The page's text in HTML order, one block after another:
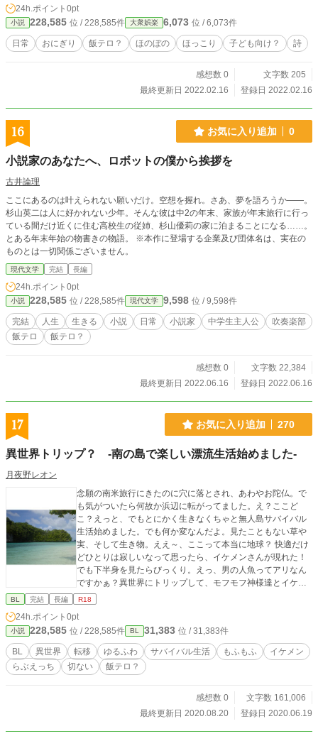
24h.ポイント 0pt
小説 228,585 位 / 228,585件 大衆娯楽 6,073 位 / 6,073件
日常 おにぎり 飯テロ？ ほのぼの ほっこり 子ども向け？ 詩
感想数 0
文字数 205
最終更新日 2022.02.16
登録日 2022.02.16
16 お気に入り追加 0
小説家のあなたへ、ロボットの僕から挨拶を
古井論理
ここにあるのは叶えられない願いだけ。空想を握れ。さあ、夢を語ろうか――。
杉山英二は人に好かれない少年。そんな彼は中2の年末、家族が年末旅行に行っ
ている間だけ近くに住む高校生の従姉、杉山優莉の家に泊まることになる……。
とある年末年始の物書きの物語。 ※本作に登場する企業及び団体名は、実在の
ものとは一切関係ございません。
現代文学 完結 長編
24h.ポイント 0pt
小説 228,585 位 / 228,585件 現代文学 9,598 位 / 9,598件
完結 人生 生きる 小説 日常 小説家 中学生主人公
吹奏楽部
飯テロ
飯テロ？
感想数 0
文字数 22,384
最終更新日 2022.06.16
登録日 2022.06.16
17 お気に入り追加 270
異世界トリップ？ -南の島で楽しい漂流生活始めました-
月夜野レオン
念願の南米旅行にきたのに穴に落とされ、あわやお陀仏。で
も気がついたら何故か浜辺に転がってました。え？ここど
こ？えっと、でもとにかく生きなくちゃと無人島サバイバル
生活始めました。でも何か変なんだよ。見たこともない草や
実、そして生き物。ええ～、ここって本当に地球？ 快適だけ
どひとりは寂しいなって思ったら、イケメンさんが現れた！
でも下半身を見たらびっくり。えっ、男の人魚ってアリなん
ですかぁ？異世界にトリップして、モフモフ神様達とイケメ
ン王様に溺愛されるハッピーエンドストーリーです。 途中ま
第二章は、リリィの地でのナオの生活や他のカップリングが
出てきます。
BL 完結 長編 R18
24h.ポイント 0pt
小説 228,585 位 / 228,585件 BL 31,383 位 / 31,383件
BL 異世界 転移 ゆるふわ サバイバル生活 もふもふ
イケメン
らぶえっち
切ない 飯テロ？
感想数 0
文字数 161,006
最終更新日 2020.08.20
登録日 2020.06.19